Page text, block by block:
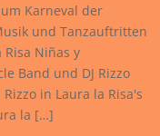
Karneval der
und Tanzauftritten
Niñas y
Band und DJ Rizzo
in Laura la Risa's
la […]